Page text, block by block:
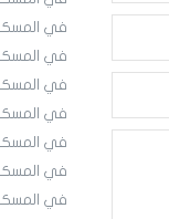
في
في
في
في
في
في
في